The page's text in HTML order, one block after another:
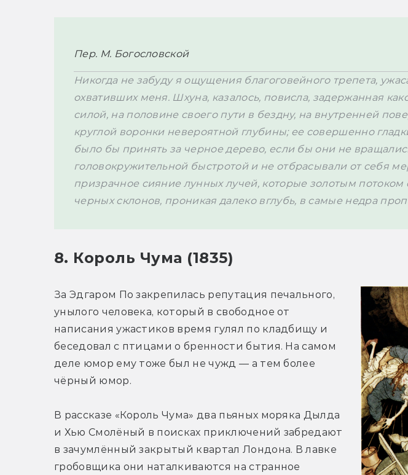
Пер. М. Богословской
Никогда не забуду я ощущения благоговейного трепета,
охвативших меня. Шхуна, казалось, повисла, задержанная
силой, на половине своего пути в бездну, на внутренней
круглой воронки невероятной глубины; ее совершенно
было бы принять за черное дерево, если бы они не
головокружительной быстротой и не отбрасывали от себя
призрачное сияние лунных лучей, которые золотым потоком
черных склонов, проникая далеко вглубь, в самые недра
8. Король Чума (1835)
За Эдгаром По закрепилась репутация печального,
унылого человека, который в свободное от
написания ужастиков время гулял по кладбищу и
беседовал с птицами о бренности бытия. На самом
деле юмор ему тоже был не чужд — а тем более
чёрный юмор.
В рассказе «Король Чума» два пьяных моряка Дылда
и Хью Смолёный в поисках приключений забредают
в зачумлённый закрытый квартал Лондона. В лавке
гробовщика они наталкиваются на странное